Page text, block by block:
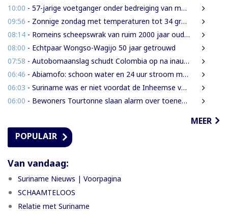
10:00 - 57-jarige voetganger onder bedreiging van mes beroofd van mobiele telefoon
09:56 - Zonnige zondag met temperaturen tot 34 graden
08:14 - Romeins scheepswrak van ruim 2000 jaar oud ontdekt bij Sicilië
08:00 - Echtpaar Wongso-Wagijo 50 jaar getrouwd
07:58 - Autobomaanslag schudt Colombia op na inauguratie van hardline president
06:46 - Abiamofo: schoon water en 24 uur stroom moeten ook afgelegen dorpen bereiken
06:03 - Suriname was er niet voordat de Inheemse volken er waren
06:00 - Bewoners Tourtonne slaan alarm over toenemende prostitutie, drugshandel en overlast door vreemdelingen
MEER
POPULAIR
Van vandaag:
Suriname Nieuws | Voorpagina
SCHAAMTELOOS
Relatie met Suriname